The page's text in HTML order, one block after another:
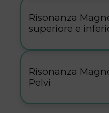
Risonanza
superiore e
Risonanza
Pelvi